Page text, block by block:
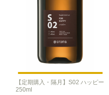
【定期購入・隔月】S02 ハッピー
250ml